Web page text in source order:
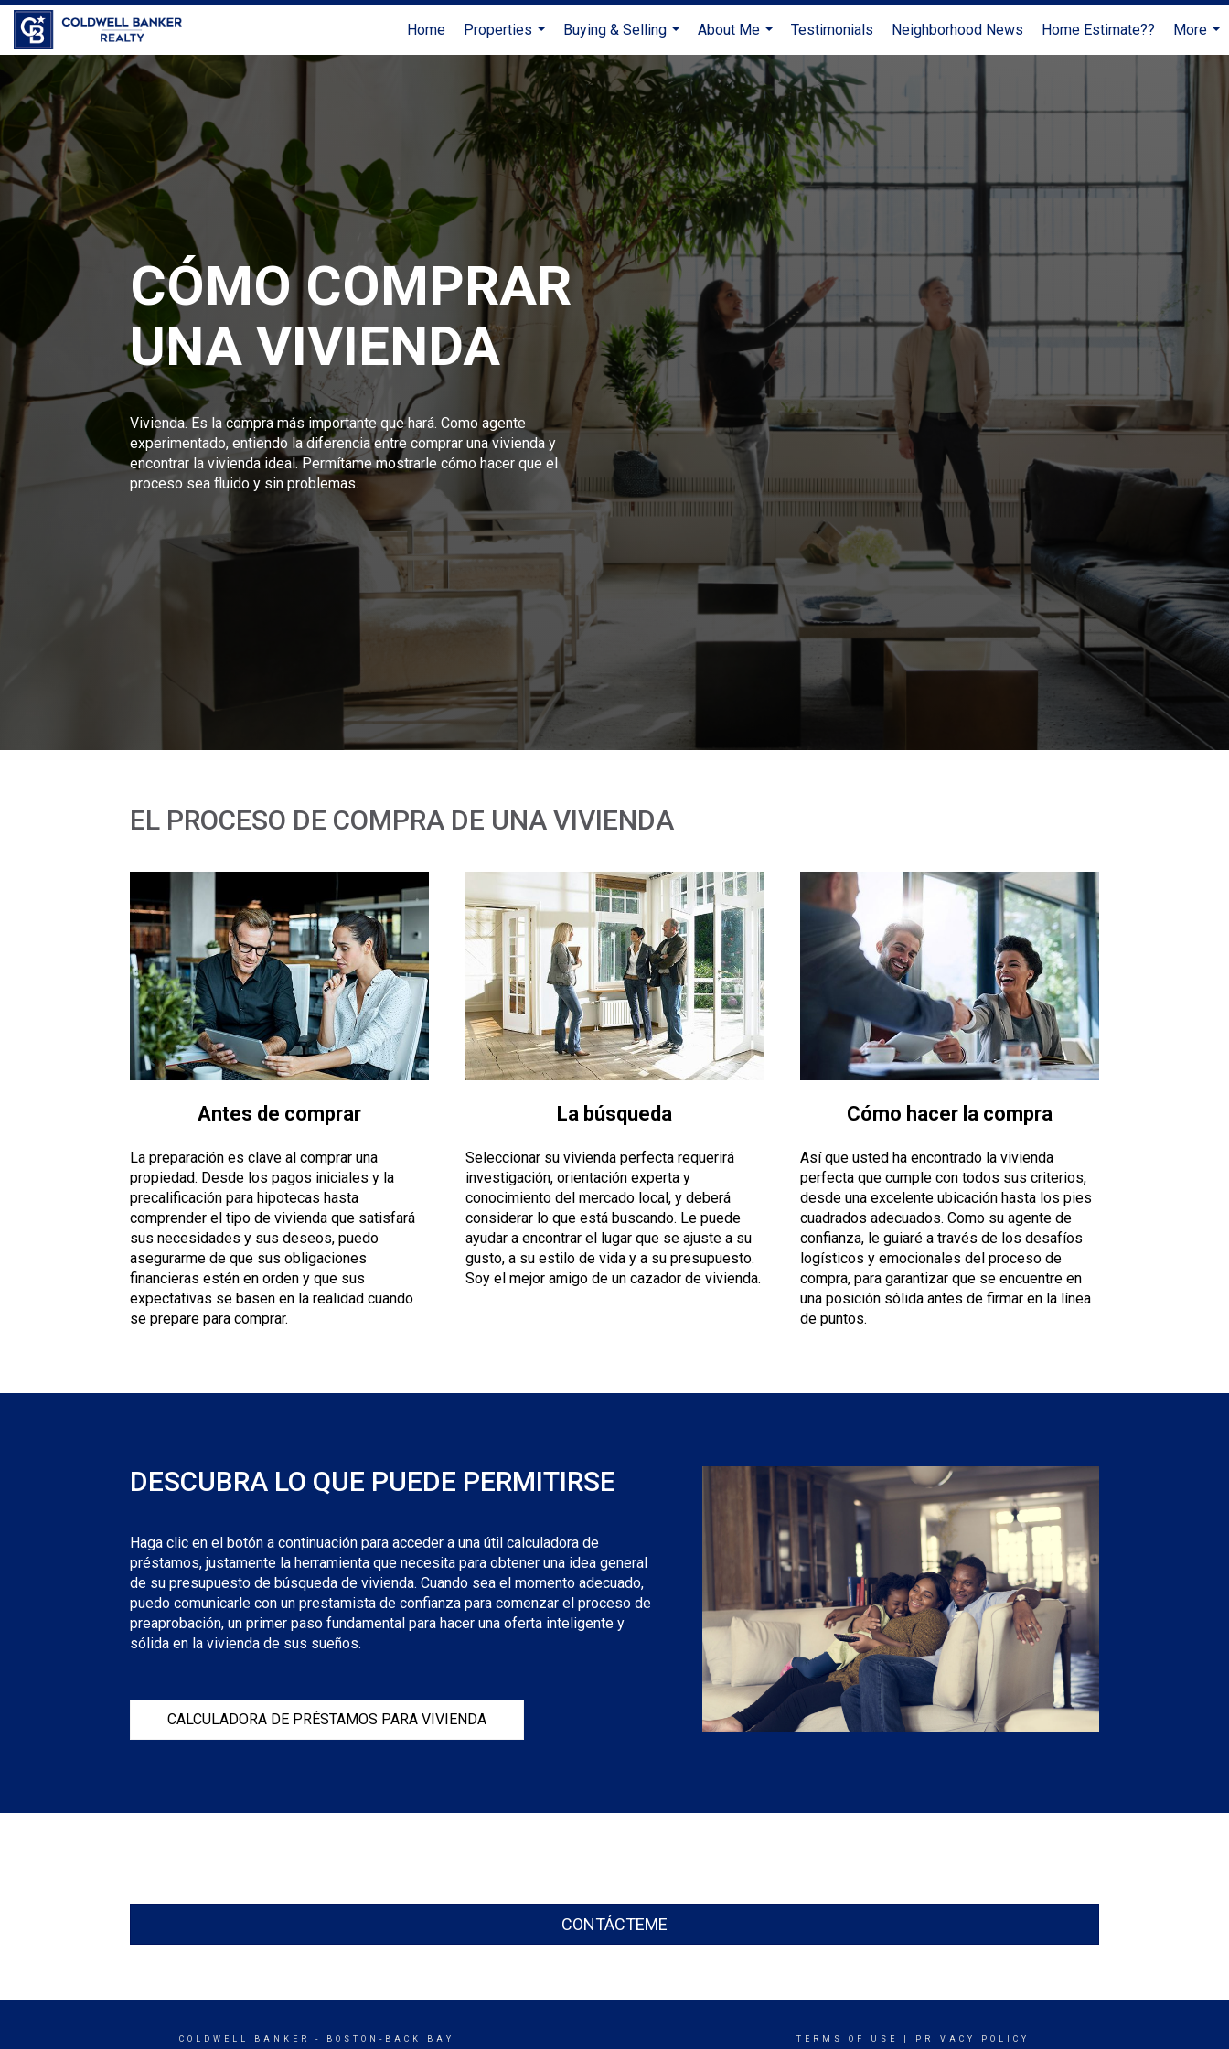
Home
Properties
...
Buying & Selling
...
About Me
...
Testimonials Neighborhood News Home Estimate??
More
...
CÓMO COMPRAR
UNA VIVIENDA
Vivienda. Es la compra más importante que hará. Como agente
experimentado, entiendo la diferencia entre comprar una vivienda y
encontrar la vivienda ideal. Permítame mostrarle cómo hacer que el
proceso sea fluido y sin problemas.
EL PROCESO DE COMPRA DE UNA VIVIENDA
Antes de comprar
La preparación es clave al comprar una
propiedad. Desde los pagos iniciales y la
precalificación para hipotecas hasta
comprender el tipo de vivienda que satisfará
sus necesidades y sus deseos, puedo
asegurarme de que sus obligaciones
financieras estén en orden y que sus
expectativas se basen en la realidad cuando
se prepare para comprar.
La búsqueda
Seleccionar su vivienda perfecta requerirá
investigación, orientación experta y
conocimiento del mercado local, y deberá
considerar lo que está buscando. Le puede
ayudar a encontrar el lugar que se ajuste a su
gusto, a su estilo de vida y a su presupuesto.
Soy el mejor amigo de un cazador de vivienda.
Cómo hacer la compra
Así que usted ha encontrado la vivienda
perfecta que cumple con todos sus criterios,
desde una excelente ubicación hasta los pies
cuadrados adecuados. Como su agente de
confianza, le guiaré a través de los desafíos
logísticos y emocionales del proceso de
compra, para garantizar que se encuentre en
una posición sólida antes de firmar en la línea
de puntos.
DESCUBRA LO QUE PUEDE PERMITIRSE
Haga clic en el botón a continuación para acceder a una útil calculadora de
préstamos, justamente la herramienta que necesita para obtener una idea general
de su presupuesto de búsqueda de vivienda. Cuando sea el momento adecuado,
puedo comunicarle con un prestamista de confianza para comenzar el proceso de
preaprobación, un primer paso fundamental para hacer una oferta inteligente y
sólida en la vivienda de sus sueños.
CALCULADORA DE PRÉSTAMOS PARA VIVIENDA
CONTÁCTEME
COLDWELL BANKER - BOSTON-BACK BAY TERMS OF USE PRIVACY POLICY